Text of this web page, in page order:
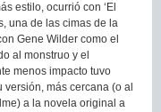
estilo, ocurrió con ‘El
una de las cimas de la
Gene Wilder como el
al monstruo y el
menos impacto tuvo
más cercana (o al
a la novela original a